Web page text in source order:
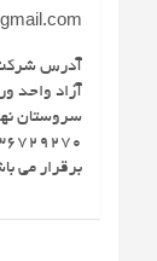
آدرس
آزاد واحد
برقرار می